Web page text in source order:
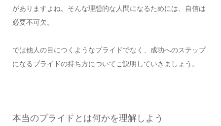
がありますよね。そんな理想的な人間になるためには、自信は
必要不可欠。
では他人の目につくようなプライドでなく、成功へのステップ
になるプライドの持ち方についてご説明していきましょう。
本当のプライドとは何かを理解しよう